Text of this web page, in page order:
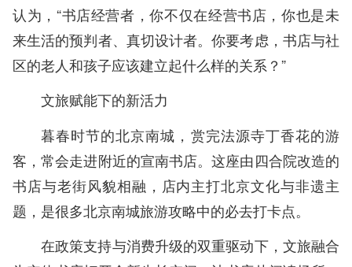
认为，“书店经营者，你不仅在经营书店，你也是未
来生活的预判者、真切设计者。你要考虑，书店与社
区的老人和孩子应该建立起什么样的关系？”
文旅赋能下的新活力
暮春时节的北京南城，赏完法源寺丁香花的游
客，常会走进附近的宣南书店。这座由四合院改造的
书店与老街风貌相融，店内主打北京文化与非遗主
题，是很多北京南城旅游攻略中的必去打卡点。
在政策支持与消费升级的双重驱动下，文旅融合